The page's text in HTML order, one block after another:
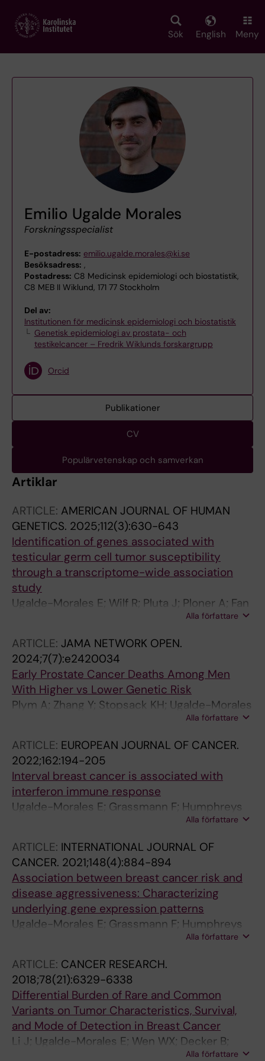
main
Sök English Meny
Emilio Ugalde Morales
Forskningsspecialist
E-postadress: emilio.ugalde.morales@ki.se
Besöksadress: ,
Postadress: C8 Medicinsk epidemiologi och biostatistik,
C8 MEB II Wiklund, 171 77 Stockholm
Del av:
Institutionen för medicinsk epidemiologi och biostatistik
Genetisk epidemiologi av prostata- och
testikelcancer – Fredrik Wiklunds forskargrupp
Orcid
Publikationer
CV
Populärvetenskap och samverkan
Artiklar
ARTICLE: AMERICAN JOURNAL OF HUMAN
GENETICS. 2025;112(3):630-643
Identification of genes associated with
testicular germ cell tumor susceptibility
through a transcriptome-wide association
study
Ugalde-Morales E; Wilf R; Pluta J; Ploner A; Fan
M; Damra M; Aben KK; Anson-Cartwright L;
A; Gamulin M; Gietema JA; Gonzalez-Niera A;
Grotmol T; Hamilton RJ; Harland M; Haugen TB;
Hauser R; Hildebrandt MAT; Karlsson R;
Kiemeney LA; Kim J; Lessel D; Lothe RA;
Loveday C; Chanock SJ; Mcglynn KA; Meijer C;
Richiardi L; Rocca MS; Schwartz SM; Skotheim
RI; Stefansson K; Stewart DR; Turnbull C;
Vaughn DJ; Winge SB; Zheng T; Monteiro AN;
Almstrup K; Kanetsky PA; Nathanson KL;
Wiklund F
Alla författare
ARTICLE: JAMA NETWORK OPEN.
2024;7(7):e2420034
Early Prostate Cancer Deaths Among Men
With Higher vs Lower Genetic Risk
Plym A; Zhang Y; Stopsack KH; Ugalde-Morales
E; Seibert TM; Conti DV; Haiman CA; Baras A;
Kibel AS; Wiklund F; Mucci LA
Alla författare
ARTICLE: EUROPEAN JOURNAL OF CANCER.
2022;162:194-205
Interval breast cancer is associated with
interferon immune response
Ugalde-Morales E; Grassmann F; Humphreys
K; Li J; Eriksson M; Tobin NP; Lindstrom LS;
Alla författare
ARTICLE: INTERNATIONAL JOURNAL OF
CANCER. 2021;148(4):884-894
Association between breast cancer risk and
disease aggressiveness: Characterizing
underlying gene expression patterns
Ugalde-Morales E; Grassmann F; Humphreys
K; Li J; Eriksson M; Tobin NP; Borg A; Vallon-
Alla författare
ARTICLE: CANCER RESEARCH.
2018;78(21):6329-6338
Differential Burden of Rare and Common
Variants on Tumor Characteristics, Survival,
and Mode of Detection in Breast Cancer
Li J; Ugalde-Morales E; Wen WX; Decker B;
Eriksson M; Torstensson A; Christensen HN;
Alla författare